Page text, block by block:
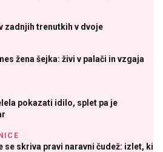
zadnjih trenutkih v dvoje
žena šejka: živi v palači in vzgaja
pokazati idilo, splet pa je
se skriva pravi naravni čudež: izlet, ki